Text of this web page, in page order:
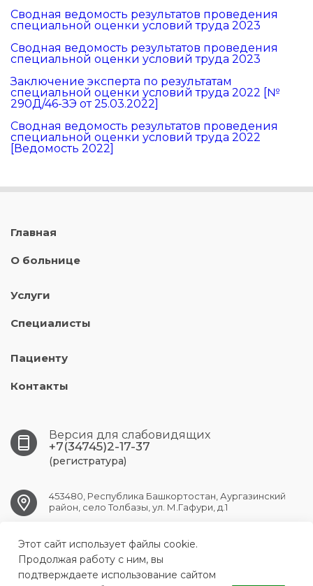
Сводная ведомость результатов проведения
специальной оценки условий труда 2023
Сводная ведомость результатов проведения
специальной оценки условий труда 2023
Заключение эксперта по результатам
специальной оценки условий труда 2022 [№
290Д/46-ЗЭ от 25.03.2022]
Сводная ведомость результатов проведения
специальной оценки условий труда 2022
[Ведомость 2022]
Главная
О больнице
Услуги
Специалисты
Пациенту
Контакты
Версия для слабовидящих
+7(34745)2-17-37
(регистратура)
453480, Республика Башкортостан, Аургазинский
район, село Толбазы, ул. М.Гафури, д.1
tolbaz.crb@doctorrb.ru
Этот сайт использует файлы cookie.
Продолжая работу с ним, вы
подтверждаете использование сайтом